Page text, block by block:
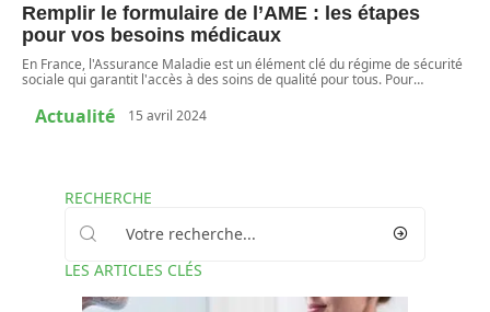
Remplir le formulaire de l’AME : les étapes
pour vos besoins médicaux
En France, l'Assurance Maladie est un élément clé du régime de sécurité
sociale qui garantit l'accès à des soins de qualité pour tous. Pour…
Actualité 15 avril 2024
RECHERCHE
LES ARTICLES CLÉS